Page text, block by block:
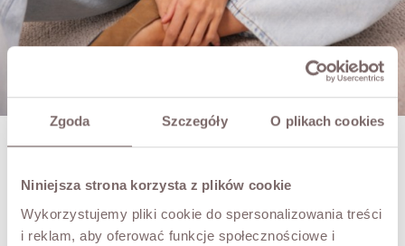
Zgoda Szczegóły O plikach cookies
Niniejsza strona korzysta z plików cookie
Wykorzystujemy pliki cookie do spersonalizowania treści
i reklam, aby oferować funkcje społecznościowe i
BRADLEY MOHAIR SWEATER ECRU
PLN439.00